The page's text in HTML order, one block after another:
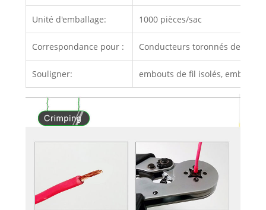
Unité d'emballage: 1000 pièces/sac
Correspondance pour : Conducteurs toronnés de 0,5
Souligner: embouts de fil isolés, embouts